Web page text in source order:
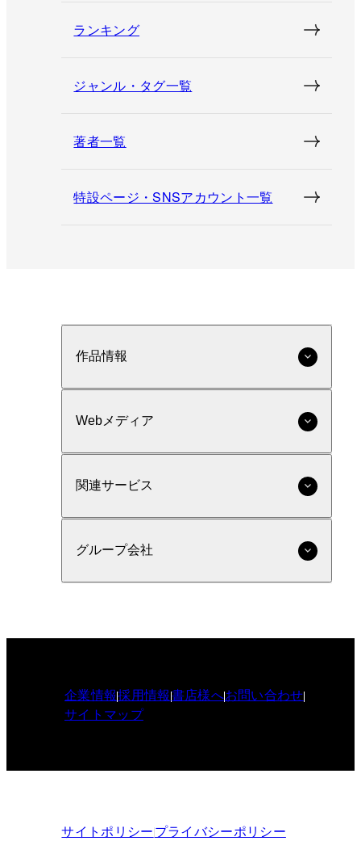
ランキング
ジャンル・タグ一覧
著者一覧
特設ページ・SNSアカウント一覧
作品情報
Webメディア
関連サービス
グループ会社
企業情報採用情報書店様へお問い合わせ
サイトマップ
サイトポリシープライバシーポリシー